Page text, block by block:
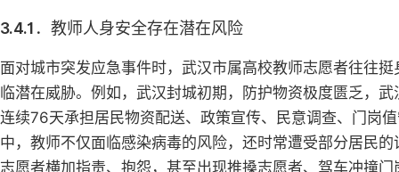
3.4.1．教师人身安全存在潜在风险
面对城市突发应急事件时，武汉市属高校教师志愿者往往
临潜在威胁。例如，武汉封城初期，防护物资极度匮乏，
连续76天承担居民物资配送、政策宣传、民意调查、门岗
中，教师不仅面临感染病毒的风险，还时常遭受部分居民
志愿者横加指责、抱怨，甚至出现推搡志愿者、驾车冲撞